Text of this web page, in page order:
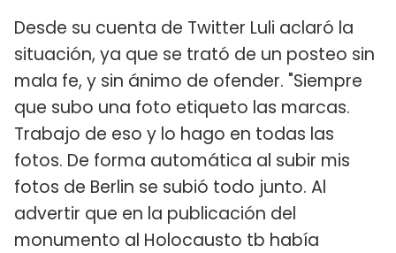
Desde su cuenta de Twitter Luli aclaró la
situación, ya que se trató de un posteo sin
mala fe, y sin ánimo de ofender. "Siempre
que subo una foto etiqueto las marcas.
Trabajo de eso y lo hago en todas las
fotos. De forma automática al subir mis
fotos de Berlin se subió todo junto. Al
advertir que en la publicación del
monumento al Holocausto tb había